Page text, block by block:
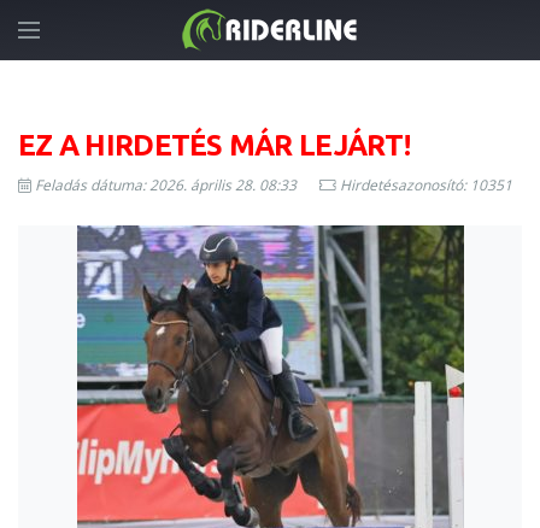
EZ A HIRDETÉS MÁR LEJÁRT!
Feladás dátuma: 2026. április 28. 08:33 Hirdetésazonosító: 10351